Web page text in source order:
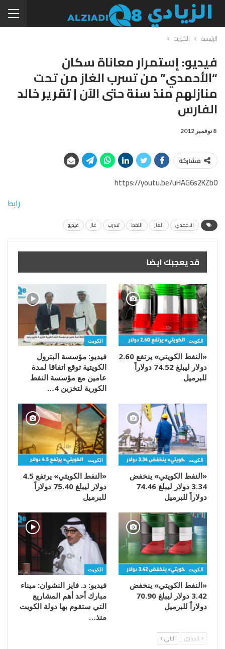
الرئيسية الكويت
فيديو: إستمرار معاناة سكان
“الأحمدي” من تسرب الغاز من تحت
منازلهم منذ سنة حتى الآن | تقرير خالد
الفارس
8 نوفمبر 2012
مشاركة
https://youtu.be/uHAG6s2KZb0
رابط
الاحمدي الغاز النفط تسرب غاز فيديو
قد يعجبك ايضا
الكويت
«النفط الكويتي» يرتفع 2.60
دولار ليبلغ 74.52 دولاراً
للبرميل
الكويت
فيديو: مؤسسة البترول
الكويتية توقع اتفاقا لمدة
عامين مع مؤسسة النفط
الكورية لتخزين 4…
الكويت
«النفط الكويتي» ينخفض
3.34 دولار ليبلغ 74.46
دولاراً للبرميل
الكويت
«النفط الكويتي» يرتفع 4.5
دولار ليبلغ 75.40 دولاراً
للبرميل
الكويت
«النفط الكويتي» ينخفض
3.42 دولار ليبلغ 70.90
دولاراً للبرميل
الكويت
فيديو: د. فايز النشوان: ميناء
مبارك أحد أهم المشاريع
التي ستقوم بها دولة الكويت
منذ…
السابق التالي